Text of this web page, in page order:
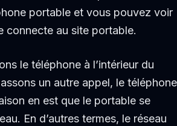
portable et vous pouvez voir
connecte au site portable.
le téléphone à l’intérieur du
un autre appel, le téléphone
en est que le portable se
En d’autres termes, le réseau